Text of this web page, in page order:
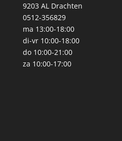
9203 AL Drachten
0512-356829
ma 13:00-18:00
di-vr 10:00-18:00
do 10:00-21:00
za 10:00-17:00